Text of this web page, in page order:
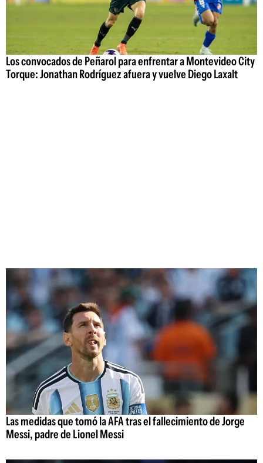
Los convocados de Peñarol para enfrentar a Montevideo City
Torque: Jonathan Rodríguez afuera y vuelve Diego Laxalt
Las medidas que tomó la AFA tras el fallecimiento de Jorge
Messi, padre de Lionel Messi